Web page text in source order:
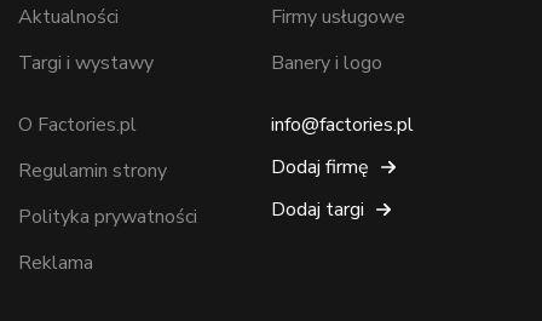
Aktualności
Targi i wystawy
Firmy usługowe
Banery i logo
O Factories.pl
Regulamin strony
Polityka prywatności
Reklama
info@factories.pl
Dodaj firmę
Dodaj targi